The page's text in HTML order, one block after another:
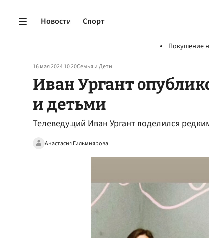
Новости Спорт
Покушение
16 мая 2024 10:20Семья и Дети
Иван Ургант
и детьми
Телеведущий Иван Ургант поделился
Анастасия Гильмиярова